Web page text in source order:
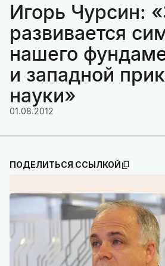
Игорь Чурсин:
развивается
нашего
и западной
науки»
01.08.2012
ПОДЕЛИТЬСЯ ССЫЛКОЙ